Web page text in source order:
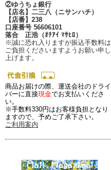
②ゆうちょ銀行
【店名】二三八（ニサンハチ）
【店番】238
口座番号 56606101
落合 正浩（ｵﾁｱｲ ﾏｻﾋﾛ）
※誠に恐れ入りますが振込手数料は
ご負担くださいますようお願い申し
上げます。
商品お届けの際、運送会社のドライ
バーに直接現金でお支払いくださ
い。
※手数料330円はお客様負担となり
ますので、予めご了承下さい。
ご利用案内